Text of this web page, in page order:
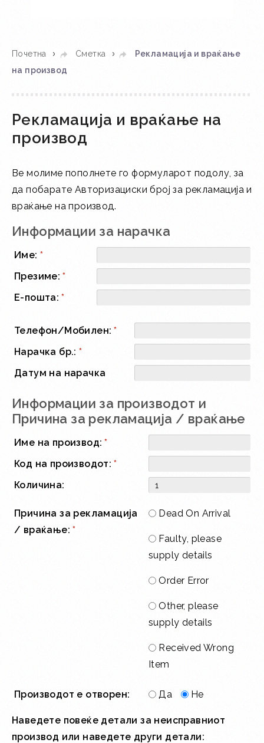
Почетна » Сметка »
Рекламација и враќање
на производ
Рекламација и враќање на
производ
Ве молиме пополнете го формуларот подолу, за
да побарате Авторизациски број за рекламација и
враќање на производ.
Информации за нарачка
Име: *
Презиме: *
Е-пошта: *
Телефон/Мобилен: *
Нарачка бр.: *
Датум на нарачка
Информации за производот и
Причина за рекламација / враќање
Име на производ: *
Код на производот: *
Количина:
Причина за рекламација
/ враќање: *
Dead On Arrival
Faulty, please
supply details
Order Error
Other, please
supply details
Received Wrong
Item
Производот е отворен: Да Не
Наведете повеќе детали за неисправниот
производ или наведете други детали: